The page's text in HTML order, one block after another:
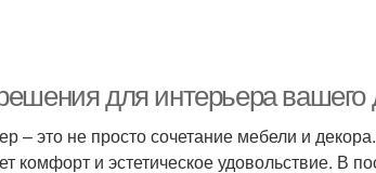
для интерьера вашего
– это не просто сочетание мебели и
комфорт и эстетическое удовольствие. В